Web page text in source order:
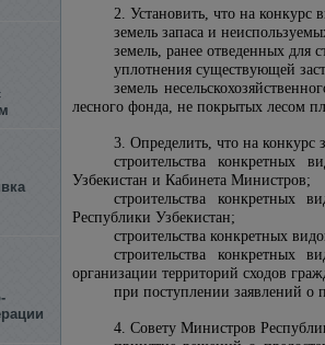
2. Установить, что на конкурс
земель запаса и
земель, ранее отведенных для
уплотнения существующей
земель
лесного фонда, не покрытых лесом
3. Определить, что на конкурс
строительства конкретных
Узбекистан и Кабинета Министров;
строительства конкретных
Республики Узбекистан;
строительства конкретных
строительства конкретных
организации территорий сходов
при поступлении заявлений о
4. Совету Министров